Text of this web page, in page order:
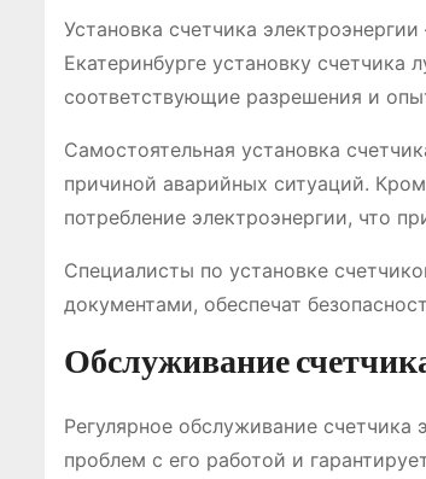
Установка счетчика
Екатеринбурге установку
соответствующие разрешения и
Самостоятельная установка
причиной аварийных ситуаций.
потребление электроэнергии, что
Специалисты по установке
документами, обеспечат
Обслуживание
Регулярное обслуживание
проблем с его работой и